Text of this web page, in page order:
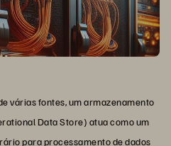
várias fontes, um armazenamento
Data Store) atua como um
para processamento de dados